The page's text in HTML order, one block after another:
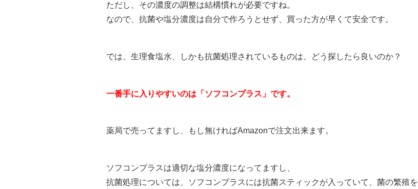
ただし、その濃度の調整は結構慣れが必要ですね。
なので、抗菌や塩分濃度は自分で作ろうとせず、買った方が早くて安全です。
では、生理食塩水、しかも抗菌処理されているものは、どう探したら良いのか？
一番手に入りやすいのは「ソフコンプラス」です。
薬局で売ってますし、もし無ければAmazonで注文出来ます。
ソフコンプラスは適切な塩分濃度になってますし、
抗菌処理については、ソフコンプラスには抗菌スティックが入っていて、菌の繁殖を